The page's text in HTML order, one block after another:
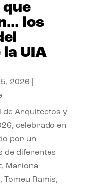
que
los
UIA
2026
de Arquitectos y
celebrado en
por un
de diferentes
Mariona
Tomeu Ramis,